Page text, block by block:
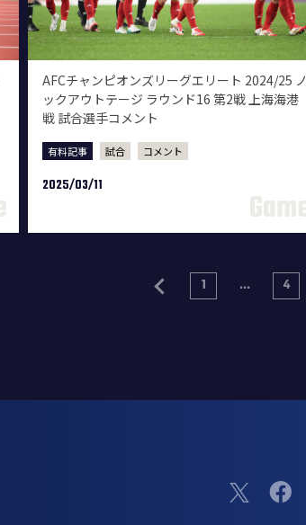
AFCチャンピオンズリーグエリート 2024/25 ノ
ックアウトテージ ラウンド16 第2戦 上海海港
戦 試合選手コメント
有料記事 試合 コメント
2025/03/11
1 ... 4